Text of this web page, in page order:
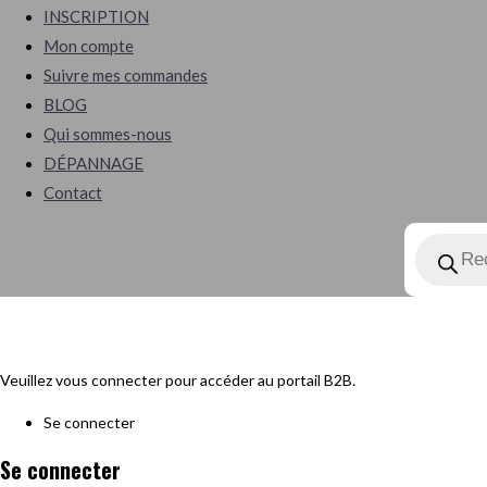
INSCRIPTION
Mon compte
Suivre mes commandes
BLOG
Qui sommes-nous
DÉPANNAGE
Contact
produits
Veuillez vous connecter pour accéder au portail B2B.
Se connecter
Se connecter